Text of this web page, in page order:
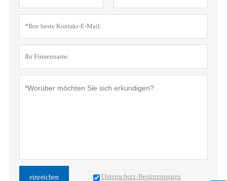
einreichen Datenschutz-Bestimmungen